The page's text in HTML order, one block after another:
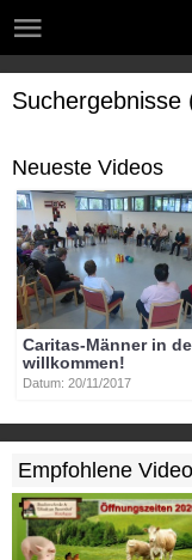
Suchergebnisse
Neueste Videos
Caritas-Männer in
willkommen!
Datum: 20/11/2017
Empfohlene